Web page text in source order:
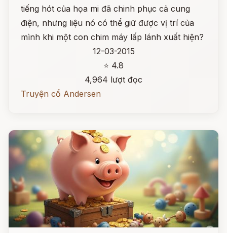
tiếng hót của họa mi đã chinh phục cả cung
điện, nhưng liệu nó có thể giữ được vị trí của
mình khi một con chim máy lấp lánh xuất hiện?
12-03-2015
⭐ 4.8
4,964 lượt đọc
Truyện cổ Andersen